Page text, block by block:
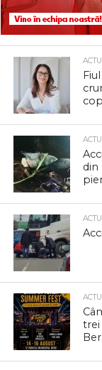
din
trei